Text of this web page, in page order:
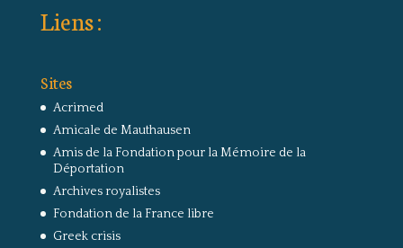
Liens :
Sites
Acrimed
Amicale de Mauthausen
Amis de la Fondation pour la Mémoire de la
Déportation
Archives royalistes
Fondation de la France libre
Greek crisis